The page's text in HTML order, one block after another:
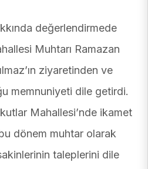
değerlendirmede
Muhtarı Ramazan
ziyaretinden ve
memnuniyeti dile getirdi.
Mahallesi’nde ikamet
dönem muhtar olarak
taleplerini dile